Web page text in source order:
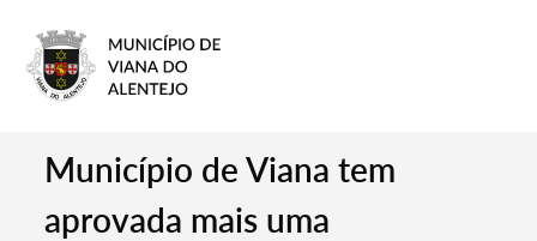
Município de Viana tem
aprovada mais uma